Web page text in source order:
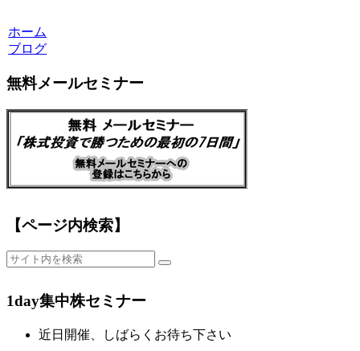
ホーム
ブログ
無料メールセミナー
【ページ内検索】
1day集中株セミナー
近日開催、しばらくお待ち下さい